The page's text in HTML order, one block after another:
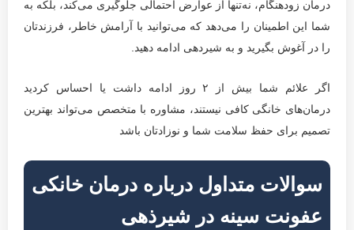
درمان زودهنگام، نه‌تنها از عوارض احتمالی جلوگیری می‌کند، بلکه به
شما این اطمینان را می‌دهد که می‌توانید با آرامش خاطر، فرزندتان
را در آغوش بگیرید و به شیردهی ادامه دهید.
اگر علائم شما بیش از ۲ روز ادامه داشت یا احساس کردید
درمان‌های خانگی کافی نیستند، مشاوره با متخصص می‌تواند بهترین
تصمیم برای حفظ سلامت شما و نوزادتان باشد
سوالات متداول درباره درمان خانکی
عفونت سینه در شیرذهی